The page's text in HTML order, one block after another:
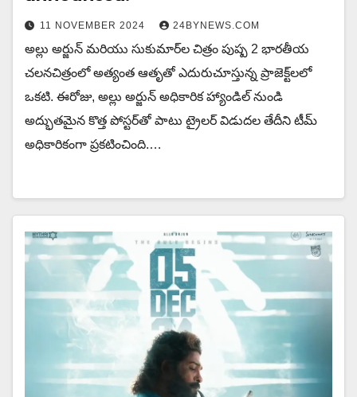
11 NOVEMBER 2024 24BYNEWS.COM
అల్లు అర్జున్ మరియు సుకుమార్‌ల చిత్రం పుష్ప 2 భారతీయ
చలనచిత్రంలో అత్యంత ఆతృతో ఎదురుచూస్తున్న ప్రాజెక్ట్‌లలో
ఒకటి. ఈరోజు, అల్లు అర్జున్ అధికారిక హ్యాండిల్ నుండి
అద్భుతమైన కొత్త పోస్టర్‌తో పాటు ట్రైలర్ విడుదల తేదీని టీమ్
అధికారికంగా ప్రకటించింది.…